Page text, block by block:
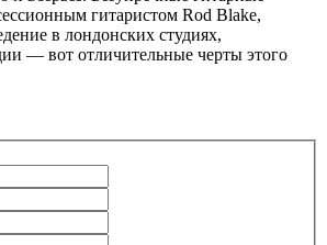
гитаристом Rod Blake,
в лондонских студиях,
— вот отличительные черты этого